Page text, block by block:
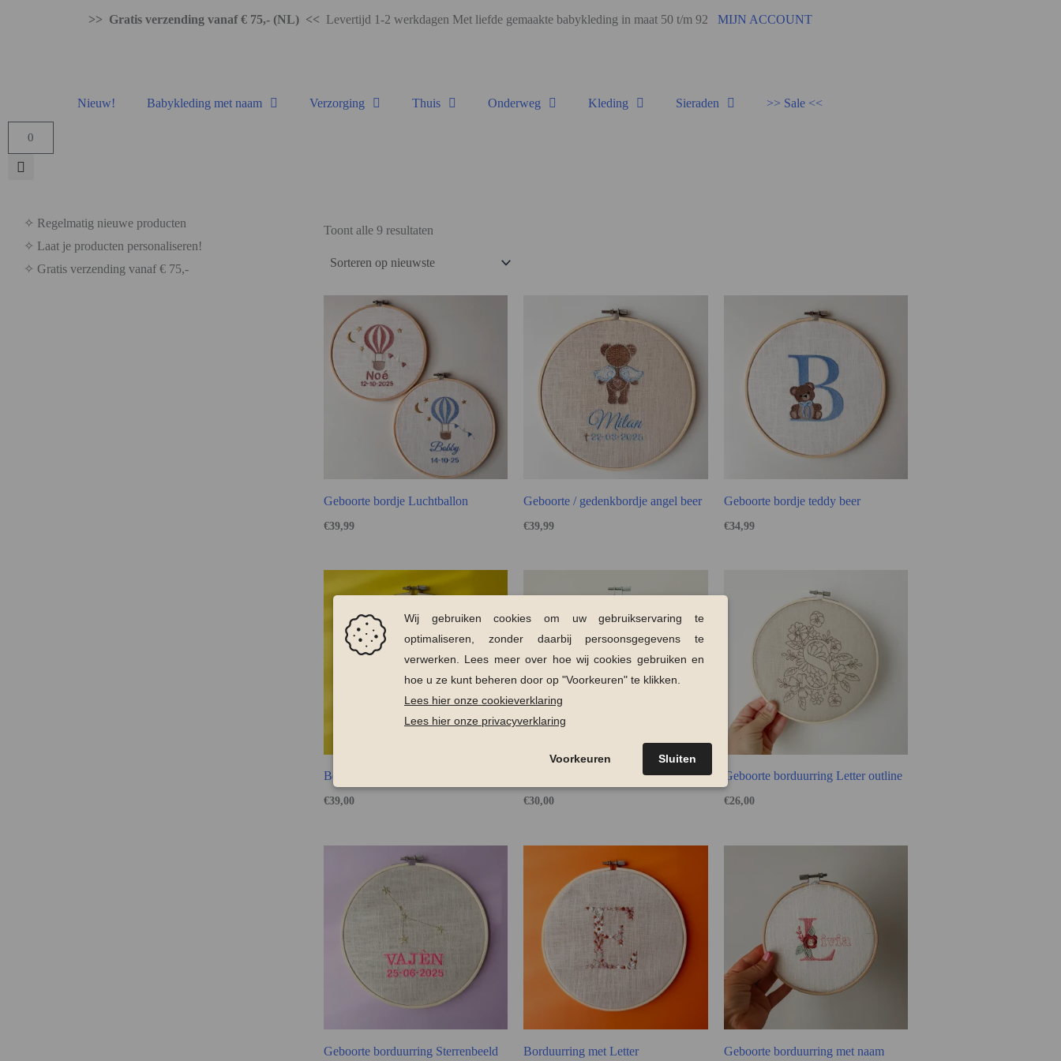
>> Gratis verzending vanaf € 75,- (NL) << Levertijd 1-2 werkdagen Met liefde gemaakte babykleding in maat 50 t/m 92 MIJN ACCOUNT
Nieuw! Babykleding met naam Verzorging Thuis Onderweg Kleding Sieraden >> Sale <<
0
✧ Regelmatig nieuwe producten
✧ Laat je producten personaliseren!
✧ Gratis verzending vanaf € 75,-
Toont alle 9 resultaten
Geboorte bordje Luchtballon
€39,99
Geboorte / gedenkbordje angel beer
€39,99
Geboorte bordje teddy beer
€34,99
Borduurring Geboorte muis
€39,00
Borduurring Geboorte bloem
€30,00
Geboorte borduurring Letter outline
€26,00
Geboorte borduurring Sterrenbeeld Borduurring met Letter Geboorte borduurring met naam